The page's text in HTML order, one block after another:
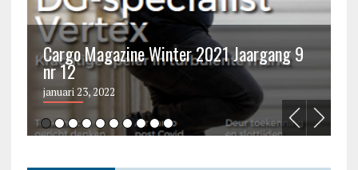
Cargo Magazine Winter 2021 Jaargang 9
nr 12
januari 23, 2022